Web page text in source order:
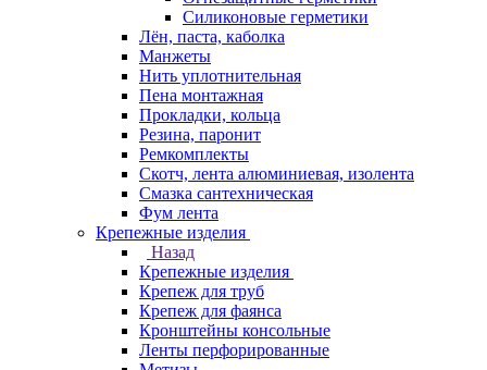
Силиконовые герметики
Лён, паста, каболка
Манжеты
Нить уплотнительная
Пена монтажная
Прокладки, кольца
Резина, паронит
Ремкомплекты
Скотч, лента алюминиевая, изолента
Смазка сантехническая
Фум лента
Крепежные изделия
Назад
Крепежные изделия
Крепеж для труб
Крепеж для фаянса
Кронштейны консольные
Ленты перфорированные